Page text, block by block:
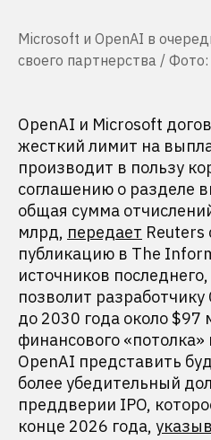
Microsoft и OpenAI в
своего партнерства /
OpenAI и Microsoft
жесткий лимит на
производит в пользу
соглашению о разделе
общая сумма
млрд, передает Reuters
публикацию в The
источников
позволит разработчику
до 2030 года около $97
финансового
OpenAI представить
более убедительный
преддверии IPO,
конце 2026 года,